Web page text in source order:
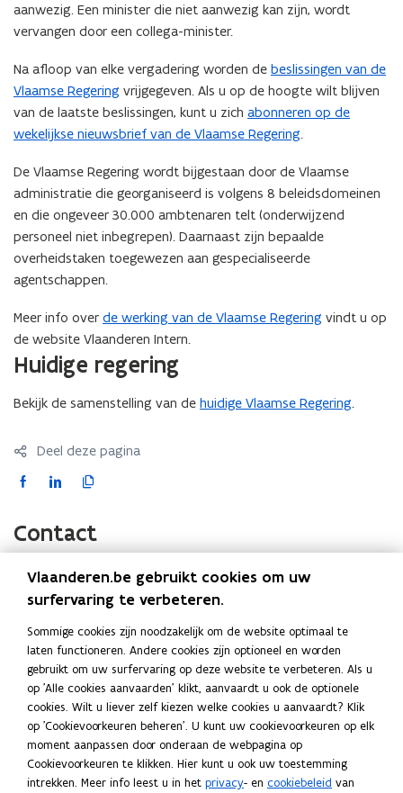
aanwezig. Een minister die niet aanwezig kan zijn, wordt
vervangen door een collega-minister.
Na afloop van elke vergadering worden de beslissingen van de
Vlaamse Regering vrijgegeven. Als u op de hoogte wilt blijven
van de laatste beslissingen, kunt u zich abonneren op de
wekelijkse nieuwsbrief van de Vlaamse Regering.
De Vlaamse Regering wordt bijgestaan door de Vlaamse
administratie die georganiseerd is volgens 8 beleidsdomeinen
en die ongeveer 30.000 ambtenaren telt (onderwijzend
personeel niet inbegrepen). Daarnaast zijn bepaalde
overheidstaken toegewezen aan gespecialiseerde
agentschappen.
Meer info over de werking van de Vlaamse Regering vindt u op
de website Vlaanderen Intern.
Huidige regering
Bekijk de samenstelling van de huidige Vlaamse Regering.
Deel deze pagina
F
c
e
L
k
d
n
o
p
e
t
i
n
K
i
e
r
l
i
n
k
a
a
r
Contact
cel Ministerraad
beslissingenvlaamseregering.vlaanderen.be
o
p
e
n
t
i
n
n
E-mail
ministerraad@vlaanderen.be
Adres
Departement Kanselarij en Buitenlandse Zaken
cel Ministerraad
Vlaanderen.be gebruikt cookies om uw
surfervaring te verbeteren.
Sommige cookies zijn noodzakelijk om de website optimaal te
laten functioneren. Andere cookies zijn optioneel en worden
gebruikt om uw surfervaring op deze website te verbeteren. Als u
op 'Alle cookies aanvaarden' klikt, aanvaardt u ook de optionele
cookies. Wilt u liever zelf kiezen welke cookies u aanvaardt? Klik
op 'Cookievoorkeuren beheren'. U kunt uw cookievoorkeuren op elk
moment aanpassen door onderaan de webpagina op
Cookievoorkeuren te klikken. Hier kunt u ook uw toestemming
intrekken. Meer info leest u in het privacy- en cookiebeleid van